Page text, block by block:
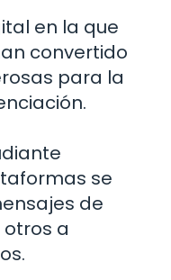
en la que
convertido
para la
se
de
a